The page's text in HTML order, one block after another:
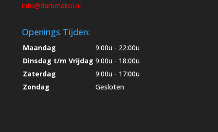
info@darumakoi.nl
Openings Tijden:
Maandag
9:00u - 22:00u
Dinsdag t/m Vrijdag 9:00u - 18:00u
Zaterdag
9:00u - 17:00u
Zondag
Gesloten